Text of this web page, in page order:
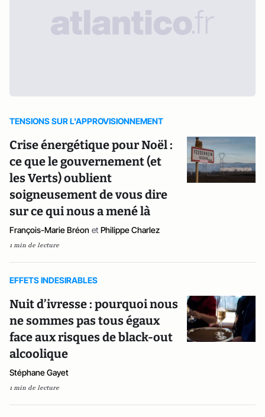
TENSIONS SUR L'APPROVISIONNEMENT
Crise énergétique pour Noël :
ce que le gouvernement (et
les Verts) oublient
soigneusement de vous dire
sur ce qui nous a mené là
François-Marie Bréon et Philippe Charlez
1 min de lecture
EFFETS INDESIRABLES
Nuit d’ivresse : pourquoi nous
ne sommes pas tous égaux
face aux risques de black-out
alcoolique
Stéphane Gayet
1 min de lecture